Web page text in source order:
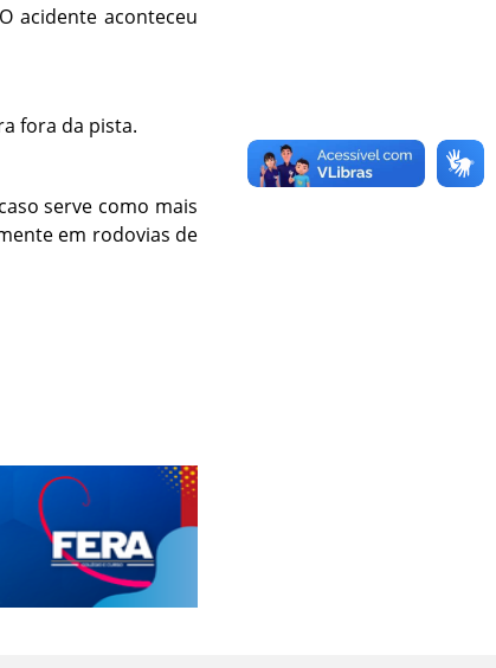
acidente aconteceu
fora da pista.
serve como mais
em rodovias de